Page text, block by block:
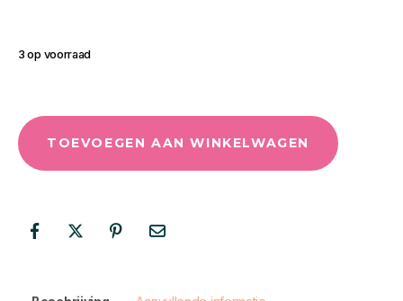
3 op voorraad
TOEVOEGEN AAN WINKELWAGEN